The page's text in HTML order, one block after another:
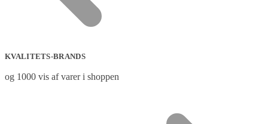
KVALITETS-BRANDS
og 1000 vis af varer i shoppen